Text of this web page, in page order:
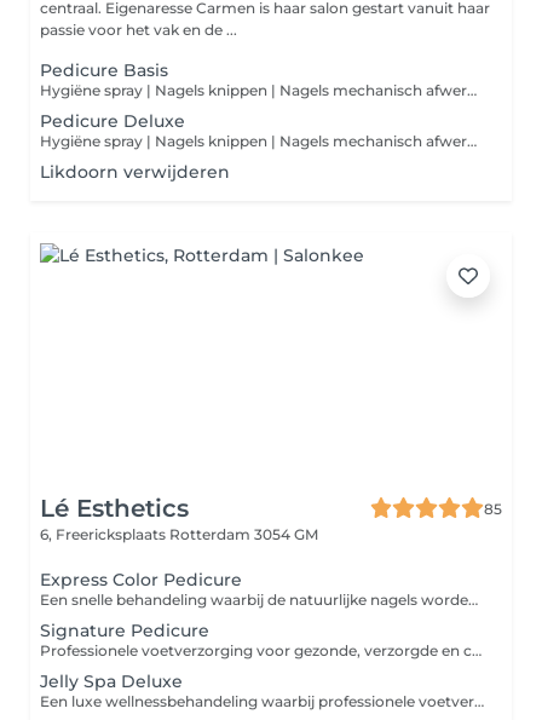
centraal. Eigenaresse Carmen is haar salon gestart vanuit haar
passie voor het vak en de ...
Pedicure Basis
Hygiëne spray | Nagels knippen | Nagels mechanisch afwerken | Nagel omgeving reinigen | Eelt, likdoorns en kloven verwijderen | Eelt mechanisch afwerken | Voeten crème
Pedicure Deluxe
Hygiëne spray | Nagels knippen | Nagels mechanisch afwerken | Nagel omgeving reinigen | Eelt, likdoorns en kloven verwijderen | Eelt mechanisch afwerken | Gelpolish | Voeten crème
Likdoorn verwijderen
Lé Esthetics
85
6, Freericksplaats Rotterdam 3054 GM
Express Color Pedicure
Een snelle behandeling waarbij de natuurlijke nagels worden voorbereid en afgewerkt met Gelcolor of Biab. Ideaal voor wie landurig gelakte nagels wenst zonder uitgebreide pedicure. Heeft u nog product op de nagels? Boek dan ook de verwijdering bij zodat er voldoende tijd voorzien kan worden voor je behandeling.
Signature Pedicure
Professionele voetverzorging voor gezonde, verzorgde en comfortabele voeten. Inclusief: * Desinfectie van de voeten * Knippen en verzorgen van de nagels * Reinigen van de nagelomgeving * Verwijderen van eelt * Verzorging van de huid * Verfrissende voetscrub * Afsluitende verzorgende crème Uit te breiden met een gellak kleur naar keuze of een verstevigende BIAB-behandeling. Heeft u nog gellak op de teennagels? Boek dan ook de verwijdering bij, zodat er voldoende tijd kan worden voorzien voor uw behandeling. Let op: Wij behandelen geen medische voet- of nagelaandoeningen zoals schimmelnagels, ingegroeide nagels, likdoorns of andere specialistische voetproblemen.
Jelly Spa Deluxe
Een luxe wellnessbehandeling waarbij professionele voetverzorging wordt gecombineerd met een ontspannend Jelly Spa voetenbad. Inclusief: * Jelly Spa voetenbad * Keuze uit verschillende geuren * Desinfectie van de voeten * Knippen en verzorgen van de nagels * Reinigen van de nagelomgeving * Verwijderen van eelt * Verzorging van de huid * Verfrissende voetscrub * Afsluitende verzorgende crème Het Jelly Spa voetenbad verandert het water in een zachte gel die de huid helpt hydrateren en zorgt voor een unieke ontspannende spa-ervaring. Uit te breiden met een gellak kleur naar keuze of een verstevigende BIAB-behandeling. Heeft u nog gellak op de teennagels? Boek dan ook de verwijdering bij, zodat er voldoende tijd kan worden voorzien voor uw behandeling. Let op: Wij behandelen geen medische voet- of nagelaandoeningen zoals schimmelnagels, ingegroeide nagels, likdoorns of andere specialistische voetproblemen.